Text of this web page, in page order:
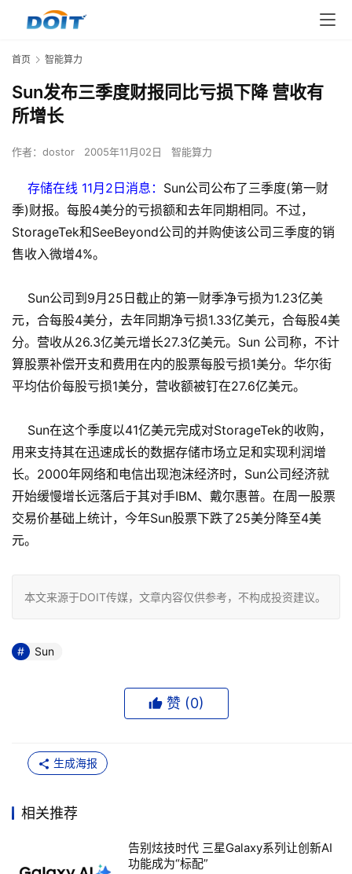
首页 智能算力
Sun发布三季度财报同比亏损下降 营收有
所增长
作者： dostor 2005年11月02日 智能算力
存储在线 11月2日消息： Sun公司公布了三季度(第一财
季)财报。每股4美分的亏损额和去年同期相同。不过，
StorageTek和SeeBeyond公司的并购使该公司三季度的销
售收入微增4%。
Sun公司到9月25日截止的第一财季净亏损为1.23亿美
元，合每股4美分，去年同期净亏损1.33亿美元，合每股4美
分。营收从26.3亿美元增长27.3亿美元。Sun 公司称，不计
算股票补偿开支和费用在内的股票每股亏损1美分。华尔街
平均估价每股亏损1美分，营收额被钉在27.6亿美元。
Sun在这个季度以41亿美元完成对StorageTek的收购，
用来支持其在迅速成长的数据存储市场立足和实现利润增
长。2000年网络和电信出现泡沫经济时，Sun公司经济就
开始缓慢增长远落后于其对手IBM、戴尔惠普。在周一股票
交易价基础上统计，今年Sun股票下跌了25美分降至4美
元。
本文来源于DOIT传媒，文章内容仅供参考，不构成投资建议。
Sun
赞 (0)
生成海报
相关推荐
告别炫技时代 三星Galaxy系列让创新AI
功能成为“标配”